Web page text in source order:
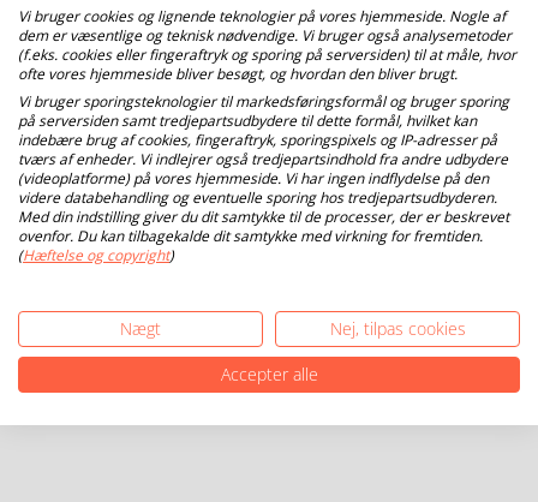
Vi bruger cookies og lignende teknologier på vores hjemmeside. Nogle af
dem er væsentlige og teknisk nødvendige. Vi bruger også analysemetoder
(f.eks. cookies eller fingeraftryk og sporing på serversiden) til at måle, hvor
ofte vores hjemmeside bliver besøgt, og hvordan den bliver brugt.
Vi bruger sporingsteknologier til markedsføringsformål og bruger sporing
på serversiden samt tredjepartsudbydere til dette formål, hvilket kan
indebære brug af cookies, fingeraftryk, sporingspixels og IP-adresser på
tværs af enheder. Vi indlejrer også tredjepartsindhold fra andre udbydere
(videoplatforme) på vores hjemmeside. Vi har ingen indflydelse på den
videre databehandling og eventuelle sporing hos tredjepartsudbyderen.
Med din indstilling giver du dit samtykke til de processer, der er beskrevet
ovenfor. Du kan tilbagekalde dit samtykke med virkning for fremtiden.
(Hæftelse og copyright)
Nægt
Nej, tilpas cookies
Accepter alle